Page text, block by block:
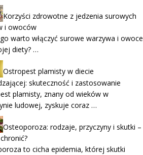
Korzyści zdrowotne z jedzenia surowych
i owoców
warto włączyć surowe warzywa i owoce
diety? …
Ostropest plamisty w diecie
skuteczność i zastosowanie
plamisty, znany od wieków w
ludowej, zyskuje coraz …
Osteoporoza: rodzaje, przyczyny i skutki –
to cicha epidemia, której skutki